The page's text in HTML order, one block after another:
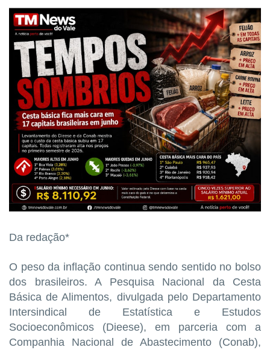
Da redação*
O peso da inflação continua sendo sentido no bolso
dos brasileiros. A Pesquisa Nacional da Cesta
Básica de Alimentos, divulgada pelo Departamento
Intersindical de Estatística e Estudos
Socioeconômicos (Dieese), em parceria com a
Companhia Nacional de Abastecimento (Conab),